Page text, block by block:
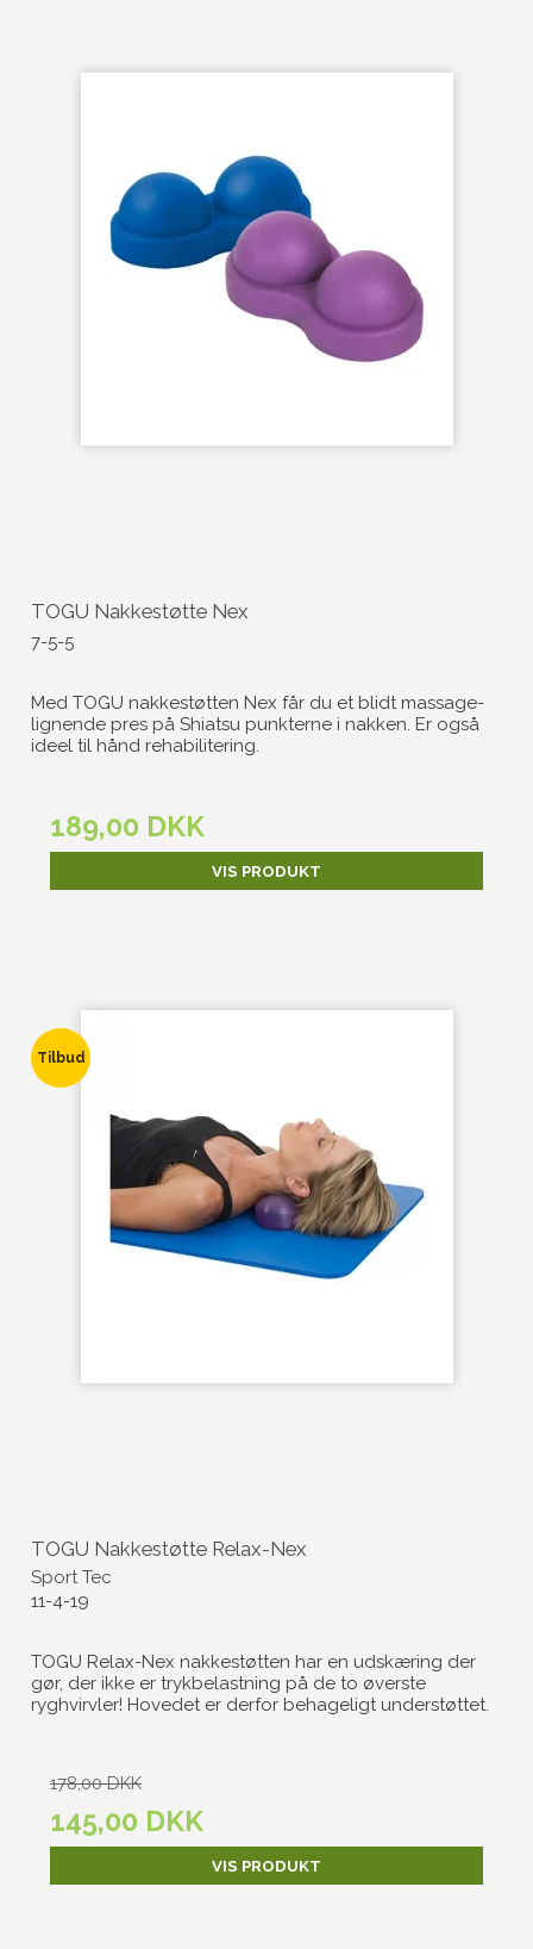
TOGU Nakkestøtte Nex
7-5-5
Med TOGU nakkestøtten Nex får du et blidt massage-
lignende pres på Shiatsu punkterne i nakken. Er også
ideel til hånd rehabilitering.
189,00 DKK
VIS PRODUKT
Tilbud
TOGU Nakkestøtte Relax-Nex
Sport Tec
11-4-19
TOGU Relax-Nex nakkestøtten har en udskæring der
gør, der ikke er trykbelastning på de to øverste
ryghvirvler! Hovedet er derfor behageligt understøttet.
178,00 DKK
145,00 DKK
VIS PRODUKT